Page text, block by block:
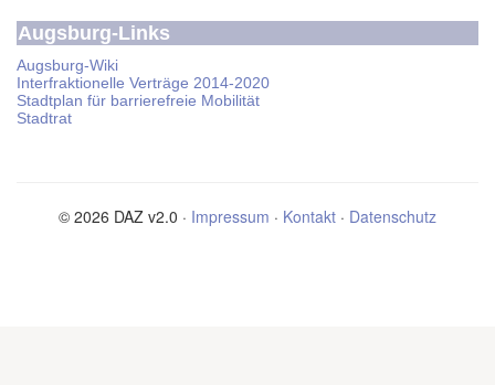
Augsburg-Links
Augsburg-Wiki
Interfraktionelle Verträge 2014-2020
Stadtplan für barrierefreie Mobilität
Stadtrat
© 2026 DAZ v2.0 · Impressum · Kontakt · Datenschutz